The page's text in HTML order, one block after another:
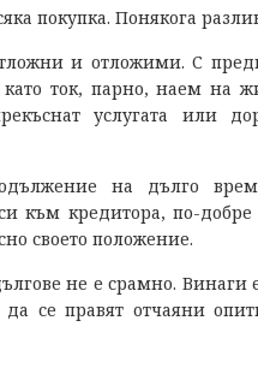
покупка. Понякога
и отложими. С
като ток, парно, наем на
услугата или
на дълго
към кредитора, по-
своето положение.
не е срамно. Винаги
да се правят отчаяни